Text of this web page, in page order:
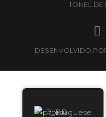
TONEL
DESENVOLVIDO
Portuguese